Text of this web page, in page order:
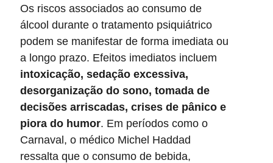
Os riscos associados ao consumo de
álcool durante o tratamento psiquiátrico
podem se manifestar de forma imediata ou
a longo prazo. Efeitos imediatos incluem
intoxicação, sedação excessiva,
desorganização do sono, tomada de
decisões arriscadas, crises de pânico e
piora do humor. Em períodos como o
Carnaval, o médico Michel Haddad
ressalta que o consumo de bebida,